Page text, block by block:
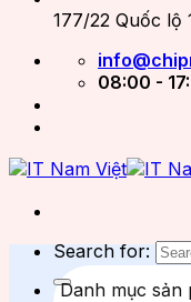
177/22 Quốc lộ
08:00 -
Search for:
Danh mục sản